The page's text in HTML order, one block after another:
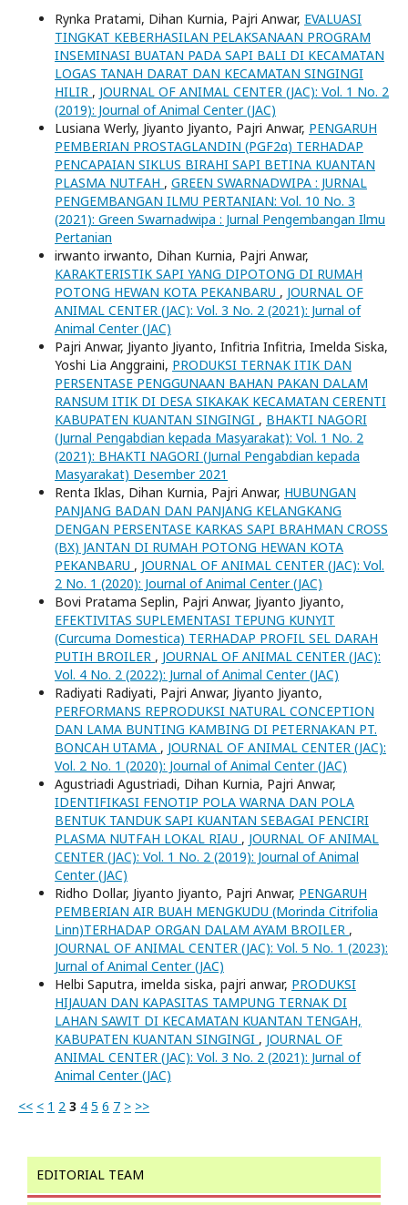
Rynka Pratami, Dihan Kurnia, Pajri Anwar, EVALUASI
TINGKAT KEBERHASILAN PELAKSANAAN PROGRAM
INSEMINASI BUATAN PADA SAPI BALI DI KECAMATAN
LOGAS TANAH DARAT DAN KECAMATAN SINGINGI
HILIR , JOURNAL OF ANIMAL CENTER (JAC): Vol. 1 No. 2
(2019): Journal of Animal Center (JAC)
Lusiana Werly, Jiyanto Jiyanto, Pajri Anwar, PENGARUH
PEMBERIAN PROSTAGLANDIN (PGF2α) TERHADAP
PENCAPAIAN SIKLUS BIRAHI SAPI BETINA KUANTAN
PLASMA NUTFAH , GREEN SWARNADWIPA : JURNAL
PENGEMBANGAN ILMU PERTANIAN: Vol. 10 No. 3
(2021): Green Swarnadwipa : Jurnal Pengembangan Ilmu
Pertanian
irwanto irwanto, Dihan Kurnia, Pajri Anwar,
KARAKTERISTIK SAPI YANG DIPOTONG DI RUMAH
POTONG HEWAN KOTA PEKANBARU , JOURNAL OF
ANIMAL CENTER (JAC): Vol. 3 No. 2 (2021): Jurnal of
Animal Center (JAC)
Pajri Anwar, Jiyanto Jiyanto, Infitria Infitria, Imelda Siska,
Yoshi Lia Anggraini, PRODUKSI TERNAK ITIK DAN
PERSENTASE PENGGUNAAN BAHAN PAKAN DALAM
RANSUM ITIK DI DESA SIKAKAK KECAMATAN CERENTI
KABUPATEN KUANTAN SINGINGI , BHAKTI NAGORI
(Jurnal Pengabdian kepada Masyarakat): Vol. 1 No. 2
(2021): BHAKTI NAGORI (Jurnal Pengabdian kepada
Masyarakat) Desember 2021
Renta Iklas, Dihan Kurnia, Pajri Anwar, HUBUNGAN
PANJANG BADAN DAN PANJANG KELANGKANG
DENGAN PERSENTASE KARKAS SAPI BRAHMAN CROSS
(BX) JANTAN DI RUMAH POTONG HEWAN KOTA
PEKANBARU , JOURNAL OF ANIMAL CENTER (JAC): Vol.
2 No. 1 (2020): Journal of Animal Center (JAC)
Bovi Pratama Seplin, Pajri Anwar, Jiyanto Jiyanto,
EFEKTIVITAS SUPLEMENTASI TEPUNG KUNYIT
(Curcuma Domestica) TERHADAP PROFIL SEL DARAH
PUTIH BROILER , JOURNAL OF ANIMAL CENTER (JAC):
Vol. 4 No. 2 (2022): Jurnal of Animal Center (JAC)
Radiyati Radiyati, Pajri Anwar, Jiyanto Jiyanto,
PERFORMANS REPRODUKSI NATURAL CONCEPTION
DAN LAMA BUNTING KAMBING DI PETERNAKAN PT.
BONCAH UTAMA , JOURNAL OF ANIMAL CENTER (JAC):
Vol. 2 No. 1 (2020): Journal of Animal Center (JAC)
Agustriadi Agustriadi, Dihan Kurnia, Pajri Anwar,
IDENTIFIKASI FENOTIP POLA WARNA DAN POLA
BENTUK TANDUK SAPI KUANTAN SEBAGAI PENCIRI
PLASMA NUTFAH LOKAL RIAU , JOURNAL OF ANIMAL
CENTER (JAC): Vol. 1 No. 2 (2019): Journal of Animal
Center (JAC)
Ridho Dollar, Jiyanto Jiyanto, Pajri Anwar, PENGARUH
PEMBERIAN AIR BUAH MENGKUDU (Morinda Citrifolia
Linn)TERHADAP ORGAN DALAM AYAM BROILER ,
JOURNAL OF ANIMAL CENTER (JAC): Vol. 5 No. 1 (2023):
Jurnal of Animal Center (JAC)
Helbi Saputra, imelda siska, pajri anwar, PRODUKSI
HIJAUAN DAN KAPASITAS TAMPUNG TERNAK DI
LAHAN SAWIT DI KECAMATAN KUANTAN TENGAH,
KABUPATEN KUANTAN SINGINGI , JOURNAL OF
ANIMAL CENTER (JAC): Vol. 3 No. 2 (2021): Jurnal of
Animal Center (JAC)
<< < 1 2 3 4 5 6 7 > >>
EDITORIAL TEAM